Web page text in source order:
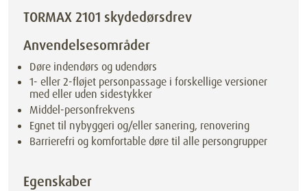
TORMAX 2101 skydedørsdrev
Anvendelsesområder
Døre indendørs og udendørs
1- eller 2-fløjet personpassage i forskellige versioner
med eller uden sidestykker
Middel-personfrekvens
Egnet til nybyggeri og/eller sanering, renovering
Barrierefri og komfortable døre til alle persongrupper
Egenskaber